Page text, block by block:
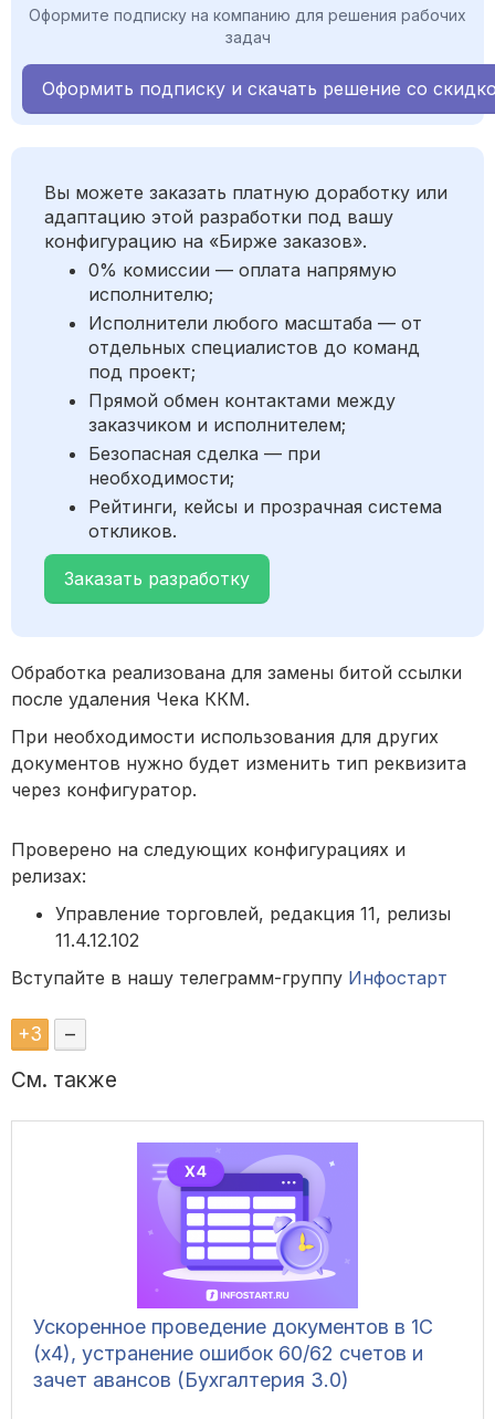
Оформите подписку на компанию для решения рабочих
задач
Оформить подписку и скачать решение со
Вы можете заказать платную доработку или
адаптацию этой разработки под вашу
конфигурацию на «Бирже заказов».
0% комиссии — оплата напрямую
исполнителю;
Исполнители любого масштаба — от
отдельных специалистов до команд
под проект;
Прямой обмен контактами между
заказчиком и исполнителем;
Безопасная сделка — при
необходимости;
Рейтинги, кейсы и прозрачная система
откликов.
Заказать разработку
Обработка реализована для замены битой ссылки
после удаления Чека ККМ.
При необходимости использования для других
документов нужно будет изменить тип реквизита
через конфигуратор.
Проверено на следующих конфигурациях и
релизах:
Управление торговлей, редакция 11, релизы
11.4.12.102
Вступайте в нашу телеграмм-группу Инфостарт
+3 –
См. также
Ускоренное проведение документов в 1С
(x4), устранение ошибок 60/62 счетов и
зачет авансов (Бухгалтерия 3.0)